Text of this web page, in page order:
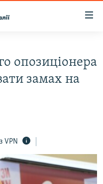
опозиціонера
замах на
VPN